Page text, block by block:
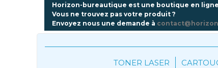
Horizon-bureautique est une boutique en
Vous ne trouvez pas votre produit ?
Envoyez nous une demande à
TONER LASER